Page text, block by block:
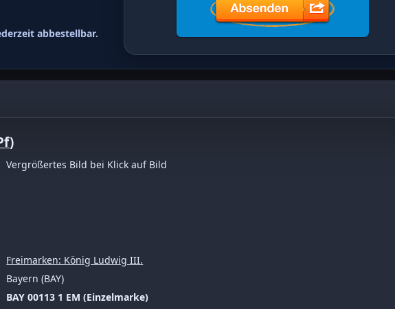
abbestellbar.
Freimarken: König Ludwig III. 7 1/2 Pf
)
Vergrößertes Bild bei Klick auf Bild
Freimarken: König Ludwig III.
Bayern (BAY)
BAY 00113 1 EM (Einzelmarke)